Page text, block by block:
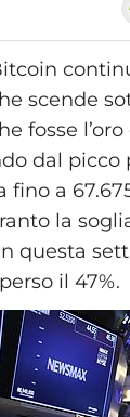
scende
fosse
dal picco
fino a
la
questa
il 47%.